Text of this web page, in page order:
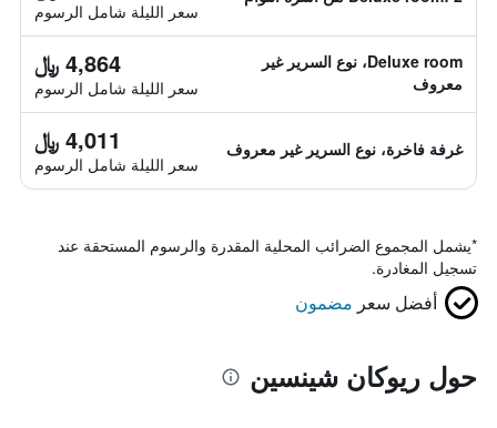
سعر الليلة شامل الرسوم
Deluxe room، نوع السرير غير
معروف
4,864 ﷼
سعر الليلة شامل الرسوم
غرفة فاخرة، نوع السرير غير معروف 4,011 ﷼
سعر الليلة شامل الرسوم
*يشمل المجموع الضرائب المحلية المقدرة والرسوم المستحقة عند
تسجيل المغادرة.
أفضل سعر مضمون
حول ريوكان شينسين